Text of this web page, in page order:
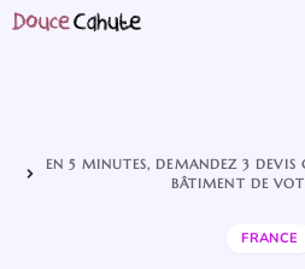
Aller
EN 5 MINUTES, DEMANDEZ 3 DEVIS
BÂTIMENT DE
FRANCE